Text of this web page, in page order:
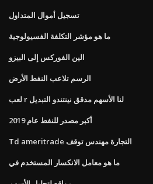
تسجيل أموال المتداول
ما هو مؤشر التكلفة الفسيولوجية
الين الفوركس إلى البيزو
الرسم تلاعب النفط الأرض
لعب r لنا الأسهم مدقق نينتندو التبديل
أكبر مصدر للنفط عام 2019
Td ameritrade التجارة مهندس توقف
ما هو معامل الانكسار المستخدم في